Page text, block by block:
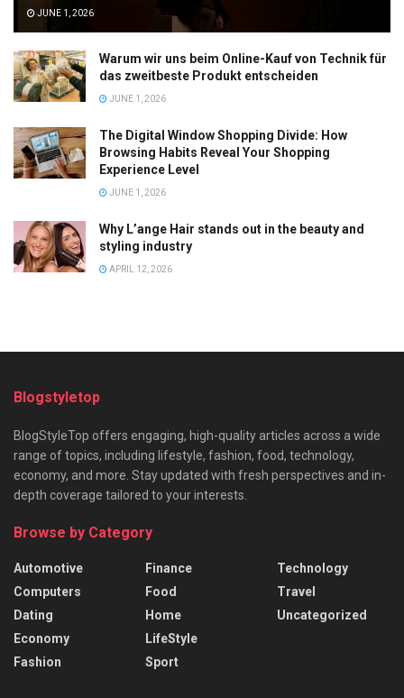
JUNE 1, 2026
Warum wir uns beim Online-Kauf von Technik für
das zweitbeste Produkt entscheiden
JUNE 1, 2026
The Digital Window Shopping Divide: How
Browsing Habits Reveal Your Shopping
Experience Level
JUNE 1, 2026
Why L’ange Hair stands out in the beauty and
styling industry
APRIL 12, 2026
Blogstyletop
BlogStyleTop offers engaging, high-quality articles across a wide
range of topics, including lifestyle, fashion, food, technology,
economy, and more. Stay updated with fresh perspectives and in-
depth coverage tailored to your interests.
Browse by Category
Automotive
Computers
Dating
Economy
Fashion
Finance
Food
Home
LifeStyle
Sport
Technology
Travel
Uncategorized